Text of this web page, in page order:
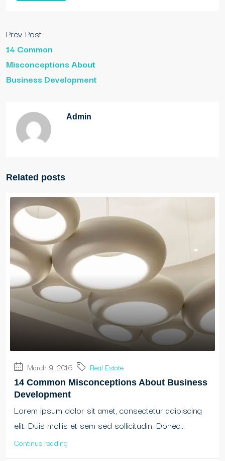
Prev Post
14 Common
Misconceptions About
Business Development
Admin
Related posts
March 9, 2016 Real Estate
14 Common Misconceptions About Business
Development
Lorem ipsum dolor sit amet, consectetur adipiscing
elit. Duis mollis et sem sed sollicitudin. Donec...
Continue reading